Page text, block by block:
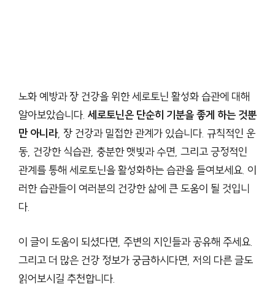
노화 예방과 장 건강을 위한 세로토닌 활성화 습관에 대해
알아보았습니다. 세로토닌은 단순히 기분을 좋게 하는 것뿐
만 아니라, 장 건강과 밀접한 관계가 있습니다. 규칙적인 운
동, 건강한 식습관, 충분한 햇빛과 수면, 그리고 긍정적인
관계를 통해 세로토닌을 활성화하는 습관을 들여보세요. 이
러한 습관들이 여러분의 건강한 삶에 큰 도움이 될 것입니
다.
이 글이 도움이 되셨다면, 주변의 지인들과 공유해 주세요.
그리고 더 많은 건강 정보가 궁금하시다면, 저의 다른 글도
읽어보시길 추천합니다.